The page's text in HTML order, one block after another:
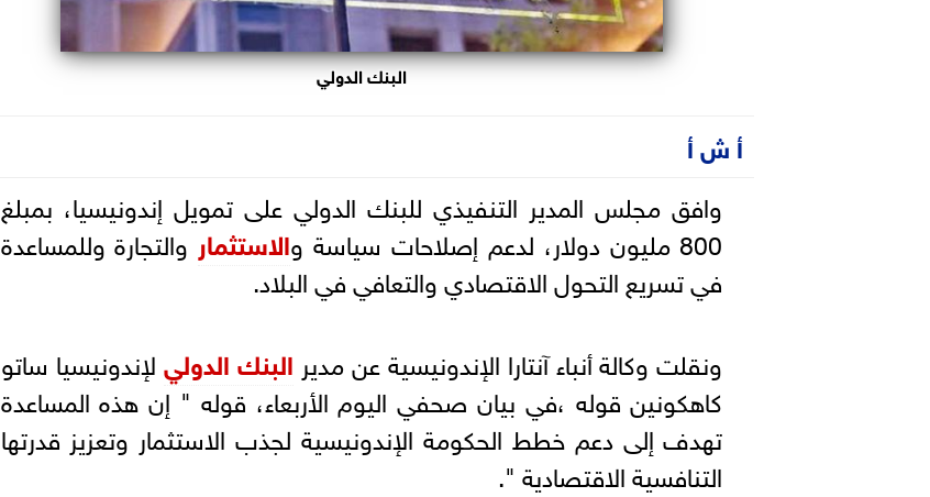
البنك الدولي
أ ش أ
وافق مجلس المدير التنفيذي للبنك الدولي على تمويل إندونيسيا، بمبلغ
800 مليون دولار، لدعم إصلاحات سياسة و
الاستثمار والتجارة وللمساعدة
في تسريع التحول الاقتصادي والتعافي في البلاد.
ونقلت وكالة أنباء آنتارا الإندونيسية عن مدير البنك الدوليلإندونيسيا ساتو
كاهكونين قوله ،في بيان صحفي اليوم الأربعاء، قوله " إن هذه المساعدة
تهدف إلى دعم خطط الحكومة الإندونيسية لجذب الاستثمار وتعزيز قدرتها
التنافسية الاقتصادية ".